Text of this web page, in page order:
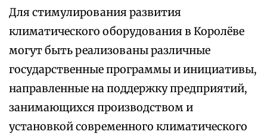
Для стимулирования развития
климатического оборудования в Королёве
могут быть реализованы различные
государственные программы и инициативы,
направленные на поддержку предприятий,
занимающихся производством и
установкой современного климатического